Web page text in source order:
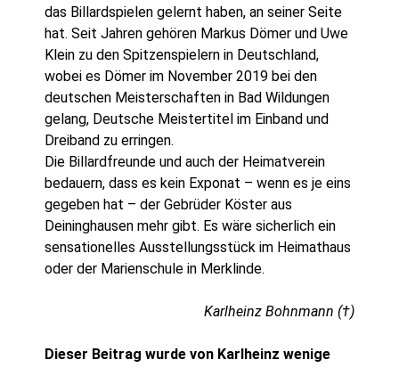
das Billardspielen gelernt haben, an seiner Seite
hat. Seit Jahren gehören Markus Dömer und Uwe
Klein zu den Spitzenspielern in Deutschland,
wobei es Dömer im November 2019 bei den
deutschen Meisterschaften in Bad Wildungen
gelang, Deutsche Meistertitel im Einband und
Dreiband zu erringen.
Die Billardfreunde und auch der Heimatverein
bedauern, dass es kein Exponat – wenn es je eins
gegeben hat – der Gebrüder Köster aus
Deininghausen mehr gibt. Es wäre sicherlich ein
sensationelles Ausstellungsstück im Heimathaus
oder der Marienschule in Merklinde.
Karlheinz Bohnmann (†)
Dieser Beitrag wurde von Karlheinz wenige